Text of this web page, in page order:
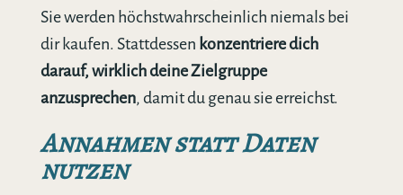
Sie werden höchstwahrscheinlich niemals bei
dir kaufen. Stattdessen konzentriere dich
darauf, wirklich deine Zielgruppe
anzusprechen, damit du genau sie erreichst.
Annahmen statt Daten
nutzen